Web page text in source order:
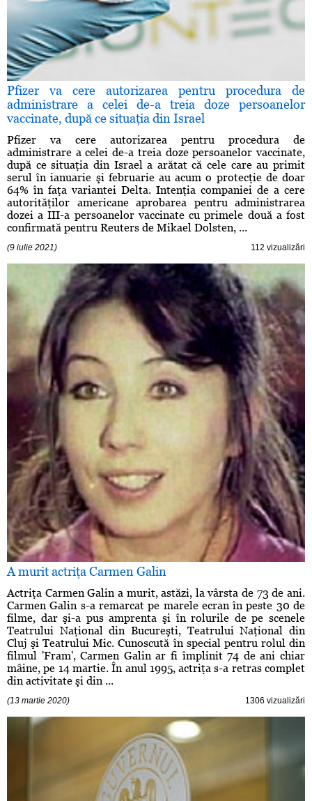
Pfizer va cere autorizarea pentru procedura de
administrare a celei de-a treia doze persoanelor
vaccinate, după ce situaţia din Israel
Pfizer va cere autorizarea pentru procedura de
administrare a celei de-a treia doze persoanelor vaccinate,
după ce situaţia din Israel a arătat că cele care au primit
serul în ianuarie şi februarie au acum o protecţie de doar
64% în faţa variantei Delta. Intenţia companiei de a cere
autorităţilor americane aprobarea pentru administrarea
dozei a III-a persoanelor vaccinate cu primele două a fost
confirmată pentru Reuters de Mikael Dolsten, ...
(9 iulie 2021) 112 vizualizări
A murit actriţa Carmen Galin
Actriţa Carmen Galin a murit, astăzi, la vârsta de 73 de ani.
Carmen Galin s-a remarcat pe marele ecran în peste 30 de
filme, dar şi-a pus amprenta şi în rolurile de pe scenele
Teatrului Naţional din Bucureşti, Teatrului Naţional din
Cluj şi Teatrului Mic. Cunoscută în special pentru rolul din
filmul 'Fram', Carmen Galin ar fi împlinit 74 de ani chiar
mâine, pe 14 martie. În anul 1995, actriţa s-a retras complet
din activitate şi din ...
(13 martie 2020) 1306 vizualizări